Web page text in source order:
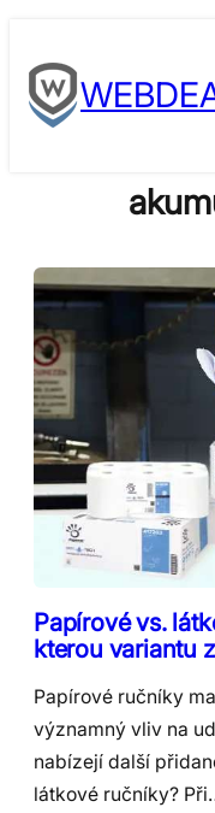
to
content
Papírové vs.
kterou variantu
Papírové ručníky
významný vliv na
nabízejí další
látkové ručníky?